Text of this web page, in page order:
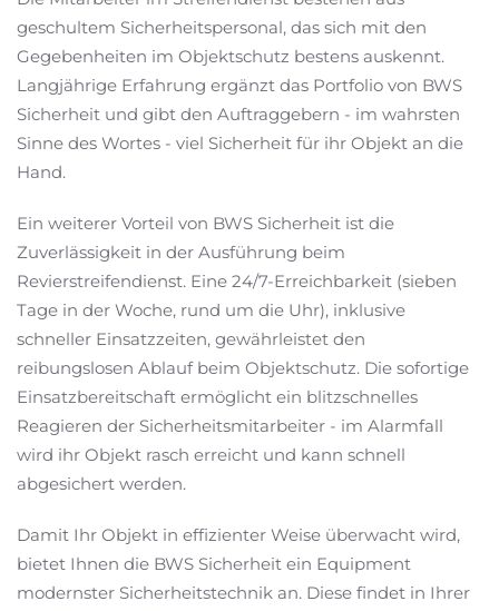
geschultem Sicherheitspersonal, das sich mit den
Gegebenheiten im Objektschutz bestens auskennt.
Langjährige Erfahrung ergänzt das Portfolio von BWS
Sicherheit und gibt den Auftraggebern - im wahrsten
Sinne des Wortes - viel Sicherheit für ihr Objekt an die
Hand.
Ein weiterer Vorteil von BWS Sicherheit ist die
Zuverlässigkeit in der Ausführung beim
Revierstreifendienst. Eine 24/7-Erreichbarkeit (sieben
Tage in der Woche, rund um die Uhr), inklusive
schneller Einsatzzeiten, gewährleistet den
reibungslosen Ablauf beim Objektschutz. Die sofortige
Einsatzbereitschaft ermöglicht ein blitzschnelles
Reagieren der Sicherheitsmitarbeiter - im Alarmfall
wird ihr Objekt rasch erreicht und kann schnell
abgesichert werden.
Damit Ihr Objekt in effizienter Weise überwacht wird,
bietet Ihnen die BWS Sicherheit ein Equipment
modernster Sicherheitstechnik an. Diese findet in Ihrer